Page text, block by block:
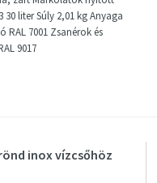
30 liter Súly 2,01 kg Anyaga
RAL 7001 Zsanérok és
9017
inox vízcsőhöz